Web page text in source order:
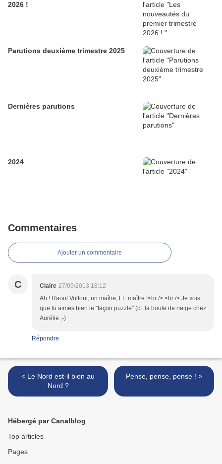
2026 !
Parutions deuxième trimestre 2025
Dernières parutions
2024
Commentaires
Ajouter un commentaire
C Claire 27/09/2013 18:12
Ah ! Raoul Volfoni, un maître, LE maître !<br /> <br /> Je vois
que tu aimes bien le "façon puzzle" (cf. la boule de neige chez
Aurélie ;-)
Répondre
< Le Nord est-il bien au
Nord ?
Pense, pense, pense ! >
Hébergé par Canalblog
Top articles
Pages